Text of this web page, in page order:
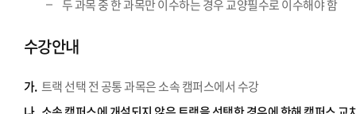
두 과목 중 한 과목만 이수하는 경우 교양필수로 이수해야 함
수강안내
가. 트랙 선택 전 공통 과목은 소속 캠퍼스에서 수강